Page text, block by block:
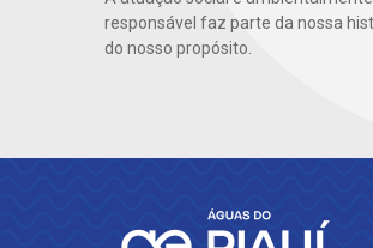
responsável faz parte da nossa
do nosso propósito.